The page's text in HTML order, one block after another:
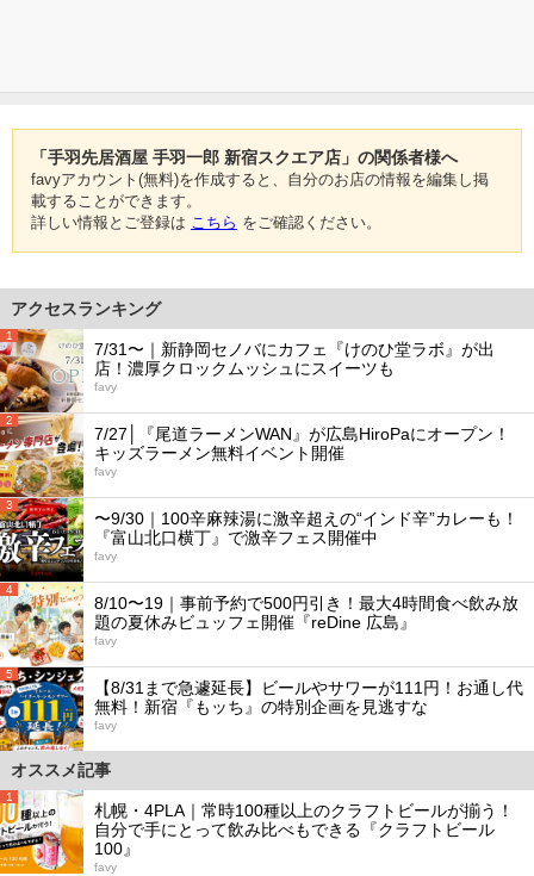
「手羽先居酒屋 手羽一郎 新宿スクエア店」の関係者様へ
favyアカウント(無料)を作成すると、自分のお店の情報を編集し掲
載することができます。
詳しい情報とご登録は こちら をご確認ください。
アクセスランキング
1
7/31〜｜新静岡セノバにカフェ『けのひ堂ラボ』が出
店！濃厚クロックムッシュにスイーツも
favy
2
7/27│『尾道ラーメンWAN』が広島HiroPaにオープン！
キッズラーメン無料イベント開催
favy
3
〜9/30｜100辛麻辣湯に激辛超えの“インド辛”カレーも！
『富山北口横丁』で激辛フェス開催中
favy
4
8/10〜19｜事前予約で500円引き！最大4時間食べ飲み放
題の夏休みビュッフェ開催『reDine 広島』
favy
5
【8/31まで急遽延長】ビールやサワーが111円！お通し代
無料！新宿『もッち』の特別企画を見逃すな
favy
オススメ記事
1
札幌・4PLA｜常時100種以上のクラフトビールが揃う！
自分で手にとって飲み比べもできる『クラフトビール
100』
favy